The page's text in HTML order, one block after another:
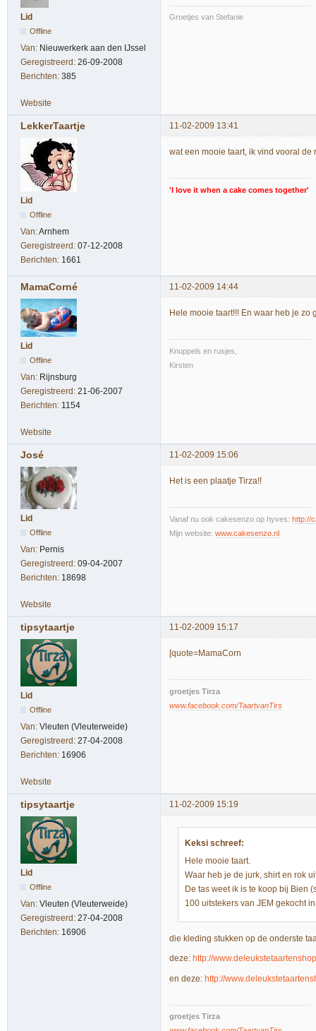
Lid
Offline
Van: Nieuwerkerk aan den IJssel
Geregistreerd: 26-09-2008
Berichten: 385
Groetjes van Stefanie
Website
LekkerTaartje 11-02-2009 13:41
Lid
Offline
Van:Arnhem
Geregistreerd: 07-12-2008
Berichten: 1661
wat een mooie taart, ik vind vooral
'I love it when a cake comes together'
MamaCorné 11-02-2009 14:44
Lid
Offline
Van: Rijnsburg
Geregistreerd: 21-06-2007
Berichten: 1154
Hele mooie taart!!! En waar heb je
Knuppels en rusjes,
Kirsten
Website
José 11-02-2009 15:06
Lid
Offline
Van: Pernis
Geregistreerd: 09-04-2007
Berichten: 18698
Het is een plaatje Tirza!!
Vanaf nu ook cakesenzo op hyves: http://
Mijn website: www.cakesenzo.nl
Website
tipsytaartje 11-02-2009 15:17
Lid
Offline
Van: Vleuten (Vleuterweide)
Geregistreerd: 27-04-2008
Berichten: 16906
[quote=MamaCorn
groetjes Tirza
www.facebook.com/TaartvanTirs
Website
tipsytaartje 11-02-2009 15:19
Lid
Offline
Van: Vleuten (Vleuterweide)
Geregistreerd: 27-04-2008
Berichten: 16906
Keksi schreef:
Hele mooie taart.
Waar heb je de jurk, shirt en rok
De tas weet ik is te koop bij Bien
100 uitstekers van JEM gekocht
die kleding stukken op de onderste
deze: http://
en deze: http://
groetjes Tirza